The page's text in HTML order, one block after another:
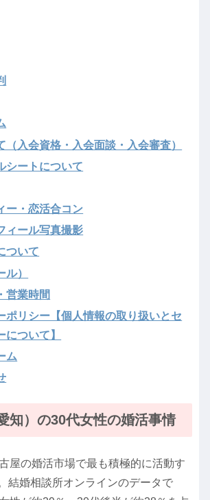
（入会資格・入会面談・入会審査）
シートについて
ー・恋活合コン
ィール写真撮影
ついて
）
営業時間
ポリシー【個人情報の取り扱いとセ
について】
ム
知）の30代女性の婚活事情
屋の婚活市場で最も積極的に活動す
結婚相談所オンラインのデータで